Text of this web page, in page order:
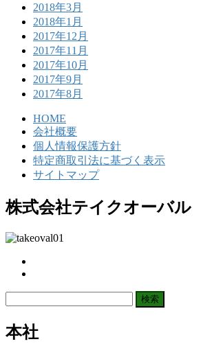
2018年3月
2018年1月
2017年12月
2017年11月
2017年10月
2017年9月
2017年8月
HOME
会社概要
個人情報保護方針
特定商取引法に基づく表示
サイトマップ
株式会社テイクオーバル
本社